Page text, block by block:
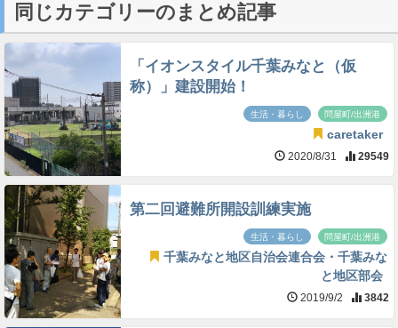
同じカテゴリーのまとめ記事
「イオンスタイル千葉みなと（仮
称）」建設開始！
生活・暮らし 問屋町/出洲港
caretaker
2020/8/31 29549
第二回避難所開設訓練実施
生活・暮らし 問屋町/出洲港
千葉みなと地区自治会連合会・千葉みな
と地区部会
2019/9/2 3842